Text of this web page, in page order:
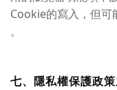
Cookie的寫入，但可
。
七、隱私權保護政